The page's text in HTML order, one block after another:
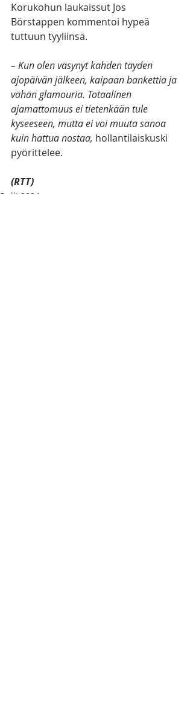
Korukohun laukaissut Jos
Börstappen kommentoi hypeä
tuttuun tyyliinsä.
– Kun olen väsynyt kahden täyden
ajopäivän jälkeen, kaipaan bankettia ja
vähän glamouria. Totaalinen
ajamattomuus ei tietenkään tule
kyseeseen, mutta ei voi muuta sanoa
kuin hattua nostaa, hollantilaiskuski
pyörittelee.
(RTT)
Rulli 2024